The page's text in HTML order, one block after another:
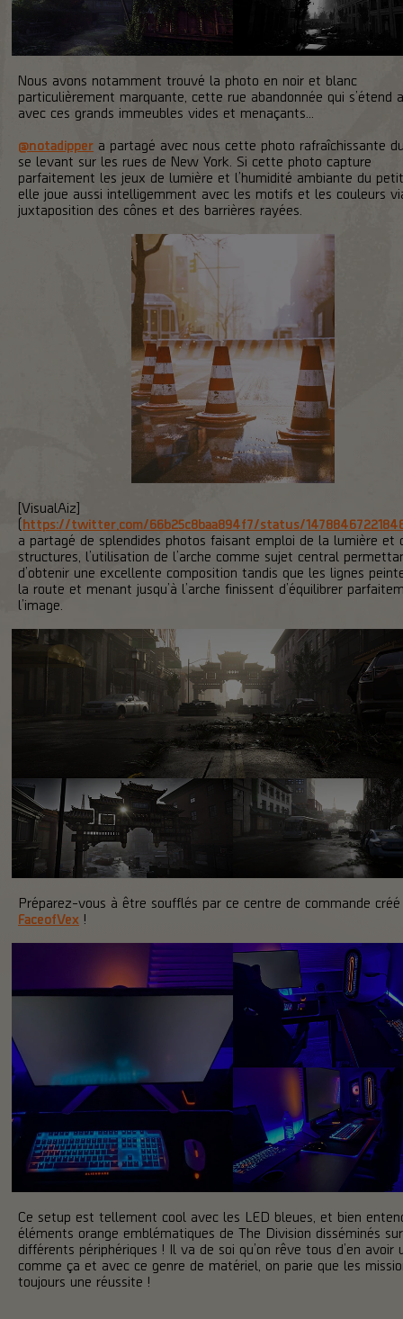
Nous avons notamment trouvé la photo en noir et blanc
particulièrement marquante, cette rue abandonnée qui s’étend
avec ces grands immeubles vides et menaçants...
@notadipper a partagé avec nous cette photo rafraîchissante
se levant sur les rues de New York. Si cette photo capture
parfaitement les jeux de lumière et l’humidité ambiante du
elle joue aussi intelligemment avec les motifs et les couleurs
juxtaposition des cônes et des barrières rayées.
[VisualAiz]
(https://twitter.com/66b25c8baa894f7/status/
a partagé de splendides photos faisant emploi de la lumière et
structures, l’utilisation de l’arche comme sujet central
d’obtenir une excellente composition tandis que les lignes
la route et menant jusqu’à l’arche finissent d’équilibrer
l’image.
Préparez-vous à être soufflés par ce centre de commande
FaceofVex !
Ce setup est tellement cool avec les LED bleues, et bien
éléments orange emblématiques de The Division disséminés
différents périphériques ! Il va de soi qu’on rêve tous d’en avoir
comme ça et avec ce genre de matériel, on parie que les
toujours une réussite !